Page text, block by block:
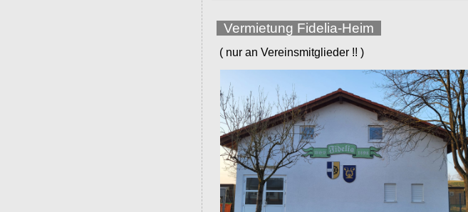
Vermietung Fidelia-Heim
( nur an Vereinsmitglieder !! )